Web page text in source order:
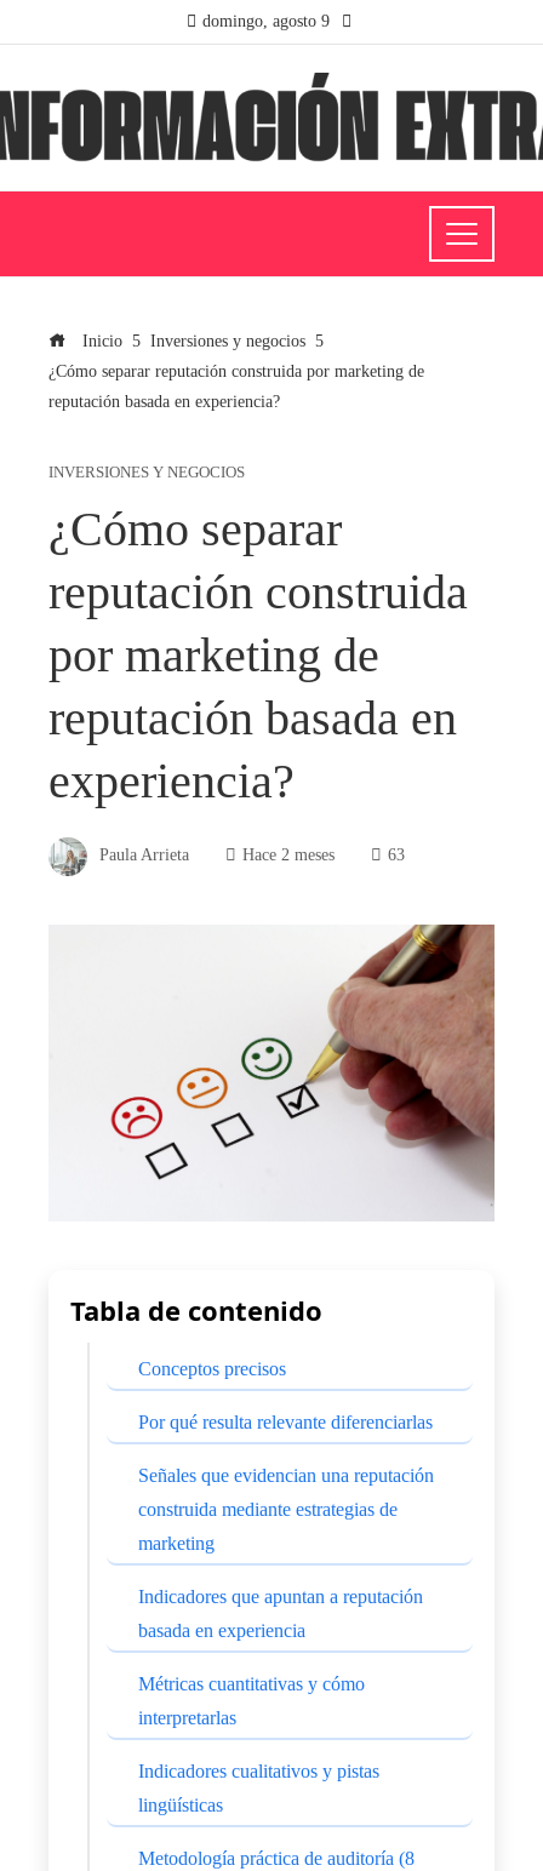
domingo, agosto 9
Inicio
Inversiones y negocios
¿Cómo separar reputación construida por marketing de
reputación basada en experiencia?
INVERSIONES Y NEGOCIOS
¿Cómo separar
reputación construida
por marketing de
reputación basada en
experiencia?
Paula Arrieta Hace 2 meses 63
Tabla de contenido
Conceptos precisos
Por qué resulta relevante diferenciarlas
Señales que evidencian una reputación
construida mediante estrategias de
marketing
Indicadores que apuntan a reputación
basada en experiencia
Métricas cuantitativas y cómo
interpretarlas
Indicadores cualitativos y pistas
lingüísticas
Metodología práctica de auditoría (8